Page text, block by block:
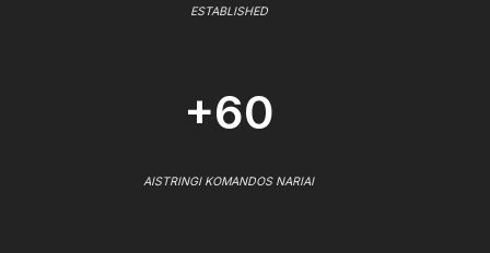
ESTABLISHED
+60
AISTRINGI KOMANDOS NARIAI